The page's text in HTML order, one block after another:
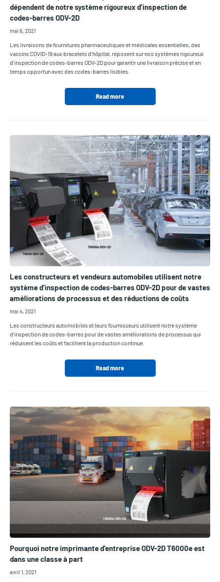
dépendent de notre système rigoureux d'inspection de
codes-barres ODV-2D
mai 6, 2021
Les livraisons de fournitures pharmaceutiques et médicales essentielles, des
vaccins COVID-19 aux bracelets d'hôpital, reposent sur nos systèmes rigoureux
d'inspection de codes-barres ODV-2D pour garantir une livraison précise et en
temps opportun avec des codes-barres lisibles.
Read more
Les constructeurs et vendeurs automobiles utilisent notre
système d'inspection de codes-barres ODV-2D pour de vastes
améliorations de processus et des réductions de coûts
mai 4, 2021
Les constructeurs automobiles et leurs fournisseurs utilisent notre système
d'inspection de codes-barres pour de vastes améliorations de processus qui
réduisent les coûts et facilitent la production continue.
Read more
Pourquoi notre imprimante d'entreprise ODV-2D T6000e est
dans une classe à part
avril 1, 2021